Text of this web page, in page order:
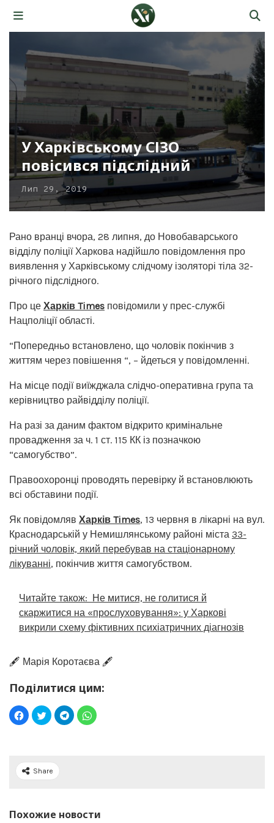
У Харківському СІЗО
повісився підслідний
Лип 29, 2019
Рано вранці вчора, 28 липня, до Новобаварського
відділу поліції Харкова надійшло повідомлення про
виявлення у Харківському слідчому ізоляторі тіла 32-
річного підслідного.
Про це Харків Times повідомили у прес-службі
Нацполіції області.
“Попередньо встановлено, що чоловік покінчив з
життям через повішення “, – йдеться у повідомленні.
На місце події виїжджала слідчо-оперативна група та
керівництво райвідділу поліції.
На разі за даним фактом відкрито кримінальне
провадження за ч. 1 ст. 115 КК із позначкою
“самогубство”.
Правоохоронці проводять перевірку й встановлюють
всі обставини події.
Як повідомляв Харків Times, 13 червня в лікарні на вул.
Краснодарській у Немишлянському районі міста 33-
річний чоловік, який перебував на стаціонарному
лікуванні, покінчив життя самогубством.
Читайте також: Не митися, не голитися й
скаржитися на «прослуховування»: у Харкові
викрили схему фіктивних психіатричних діагнозів
🖋️ Марія Коротаєва 🖋️
Поділитися цим:
Share
Похожие новости